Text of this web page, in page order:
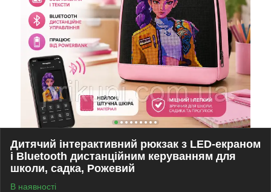
Дитячий інтерактивний рюкзак з LED-екраном
і Bluetooth дистанційним керуванням для
школи, садка, Рожевий
В наявності